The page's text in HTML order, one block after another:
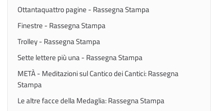
Ottantaquattro pagine - Rassegna Stampa
Finestre - Rassegna Stampa
Trolley - Rassegna Stampa
Sette lettere più una - Rassegna Stampa
METÀ - Meditazioni sul Cantico dei Cantici: Rassegna
Stampa
Le altre facce della Medaglia: Rassegna Stampa